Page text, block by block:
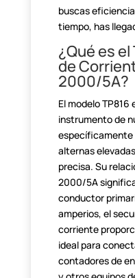
buscas
tiempo, has
¿Qué es
de
2000/5A?
El modelo
instrumento de
específicamente
alternas
precisa. Su
2000/5A
conductor
amperios, el
corriente
ideal para
contadores de